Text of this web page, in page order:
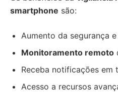
smartphone são:
Aumento da segurança
Monitoramento remoto
Receba notificações em
Acesso a recursos